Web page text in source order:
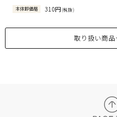
本体卸価格 310円(税抜)
取り扱い商品